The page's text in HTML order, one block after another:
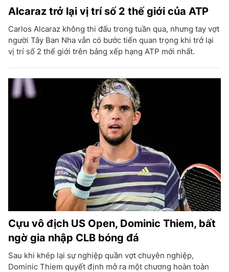
Alcaraz trở lại vị trí số 2 thế giới của ATP
Carlos Alcaraz không thi đấu trong tuần qua, nhưng tay vợt
người Tây Ban Nha vẫn có bước tiến quan trọng khi trở lại
vị trí số 2 thế giới trên bảng xếp hạng ATP mới nhất.
Cựu vô địch US Open, Dominic Thiem, bất
ngờ gia nhập CLB bóng đá
Sau khi khép lại sự nghiệp quần vợt chuyên nghiệp,
Dominic Thiem quyết định mở ra một chương hoàn toàn